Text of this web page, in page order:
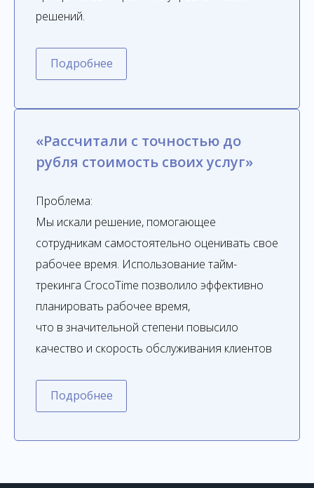
решений.
Подробнее
«Рассчитали с точностью до
рубля стоимость своих услуг»
Проблема:
Мы искали решение, помогающее
сотрудникам самостоятельно оценивать свое
рабочее время. Использование тайм-
трекинга CrocoTime позволило эффективно
планировать рабочее время,
что в значительной степени повысило
качество и скорость обслуживания клиентов
Подробнее